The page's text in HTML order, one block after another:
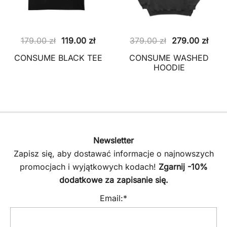
179.00zł Pierwotna
cena
119.00 złAktualna
cena
CONSUME BLACK TEE
379.00zł Pierwotna
cena
wynosiła:
279.00 zł
CONSUME WASHED
HOODIE
Newsletter
Zapisz się, aby dostawać informacje o najnowszych
promocjach i wyjątkowych kodach! Zgarnij -10%
dodatkowe za zapisanie się.
Email:*